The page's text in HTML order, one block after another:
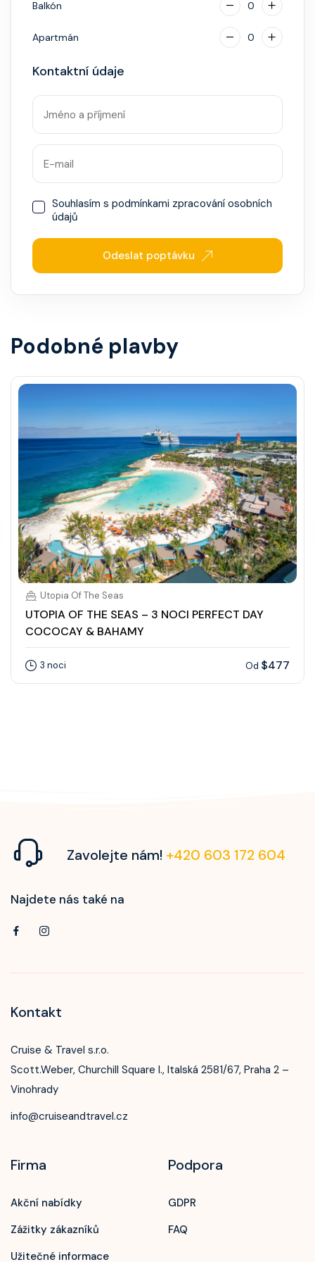
Balkón 0
Apartmán 0
Kontaktní údaje
Souhlasím s podmínkami zpracování osobních
údajů
Odeslat poptávku
Podobné plavby
Utopia Of The Seas
UTOPIA OF THE SEAS – 3 NOCI PERFECT DAY
COCOCAY & BAHAMY
3 noci Od $477
Zavolejte nám! +420 603 172 604
Najdete nás také na
Kontakt
Cruise & Travel s.r.o.
Scott.Weber, Churchill Square I., Italská 2581/67, Praha 2 –
Vinohrady
info@cruiseandtravel.cz
Firma
Akční nabídky
Zážitky zákazníků
Užitečné informace
Podpora
GDPR
FAQ